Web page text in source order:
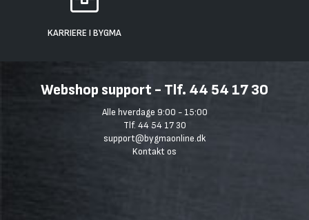
KARRIERE I BYGMA
Webshop support - Tlf. 44 54 17 30
Alle hverdage 9:00 - 15:00
Tlf. 44 54 17 30
support@bygmaonline.dk
Kontakt os